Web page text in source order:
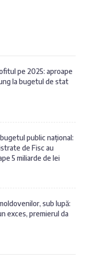
pe 2025: aproape
la bugetul de stat
public național:
de Fisc au
5 miliarde de lei
sub lupă:
exces, premierul da